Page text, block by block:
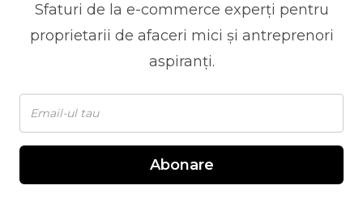
Sfaturi de la e-commerce experți pentru
proprietarii de afaceri mici și antreprenori
aspiranți.
Abonare